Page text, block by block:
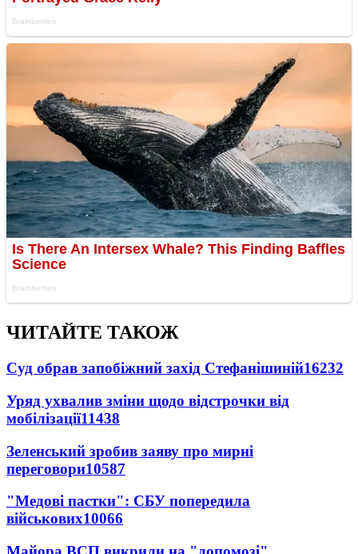
ЧИТАЙТЕ ТАКОЖ
Суд обрав запобіжний захід Стефанішиній16232
Уряд ухвалив зміни щодо відстрочки від
мобілізації11438
Зеленський зробив заяву про мирні
переговори10587
"Медові пастки": СБУ попередила
військових10066